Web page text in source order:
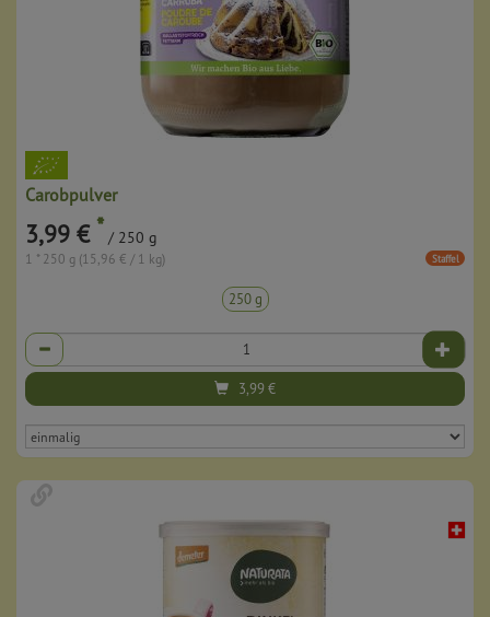
Carobpulver
3,99 € * / 250 g
1 * 250 g (15,96 € / 1 kg) Staffel
250 g
Anzahl
3,99€